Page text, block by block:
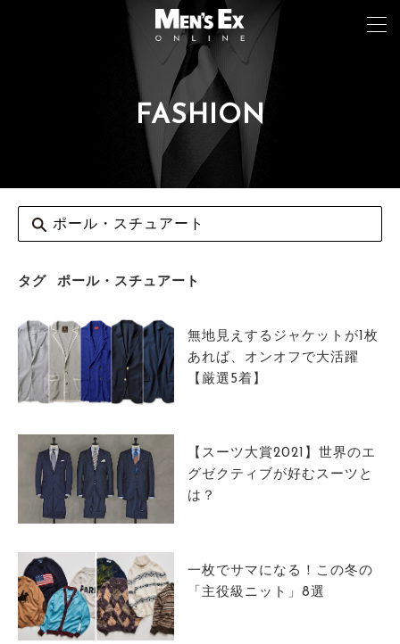
FASHION
タグ ポール・スチュアート
無地見えするジャケットが1枚
あれば、オンオフで大活躍
【厳選5着】
【スーツ大賞2021】世界のエ
グゼクティブが好むスーツと
は？
一枚でサマになる！この冬の
「主役級ニット」8選
CAR&BIKE
LIFESTYLE
MAGAZINE
ABOUT SITE
サイトマップ